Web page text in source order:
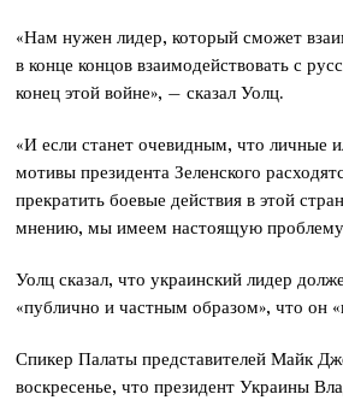
«Нам нужен лидер, который сможет
в конце концов взаимодействовать с
конец этой войне», – сказал Уолц.
«И если станет очевидным, что личные
мотивы президента Зеленского
прекратить боевые действия в этой
мнению, мы имеем настоящую
Уолц сказал, что украинский лидер
«публично и частным образом», что он
Спикер Палаты представителей Майк
воскресенье, что президент Украины